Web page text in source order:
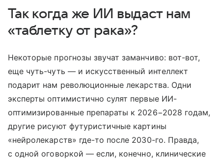
Так когда же ИИ выдаст нам
«таблетку от рака»?
Некоторые прогнозы звучат заманчиво: вот-вот,
еще чуть-чуть — и искусственный интеллект
подарит нам революционные лекарства. Одни
эксперты оптимистично сулят первые ИИ-
оптимизированные препараты к 2026−2028 годам,
другие рисуют футуристичные картины
«нейролекарств» где-то после 2030-го. Правда,
с одной оговоркой — если, конечно, клинические